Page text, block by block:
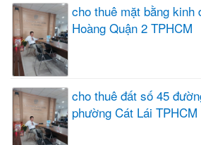
cho thuê mặt bằng kinh
Hoàng Quận 2 TPHCM
cho thuê đất số 45
phường Cát Lái TPHCM